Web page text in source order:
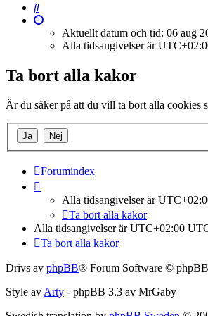
Sök
Aktuellt datum och tid: 06 aug
Alla tidsangivelser är
Ta bort alla kakor
Är du säker på att du vill ta bort alla cookies
Forumindex
Alla tidsangivelser är
Ta bort alla kakor
Alla tidsangivelser är UTC+02:00
Ta bort alla kakor
Drivs av phpBB® Forum Software ©
Style av Arty - phpBB 3.3 av MrGaby